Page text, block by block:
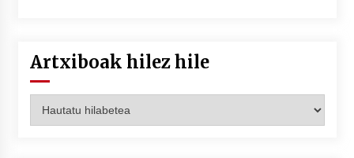
Artxiboak hilez hile
hilez